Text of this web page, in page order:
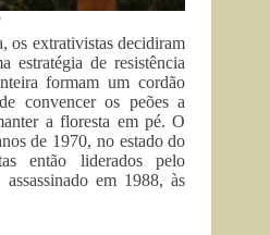
os extrativistas decidiram
estratégia de resistência
formam um cordão
convencer os peões a
a floresta em pé. O
de 1970, no estado do
então liderados pelo
em 1988, às